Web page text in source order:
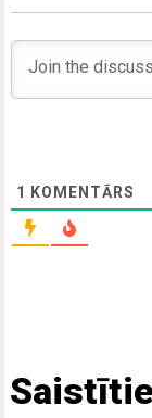
1 KOMENTĀRS